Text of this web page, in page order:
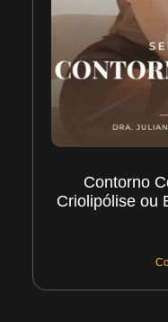
Contorno
Criolipólise ou